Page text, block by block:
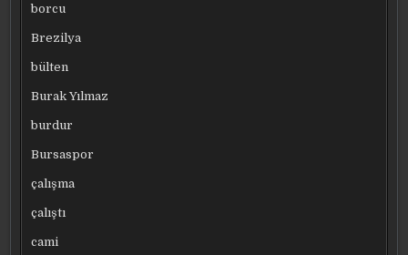
borcu
Brezilya
bülten
Burak Yılmaz
burdur
Bursaspor
çalışma
çalıştı
cami